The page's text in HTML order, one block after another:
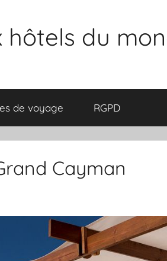
hôtels du
de voyage RGPD
Cayman